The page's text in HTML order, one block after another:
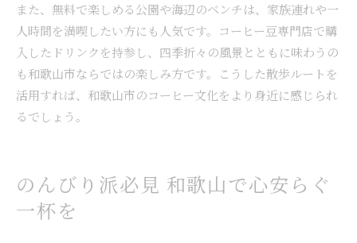
また、無料で楽しめる公園や海辺のベンチは、家族連れや一
人時間を満喫したい方にも人気です。コーヒー豆専門店で購
入したドリンクを持参し、四季折々の風景とともに味わうの
も和歌山市ならではの楽しみ方です。こうした散歩ルートを
活用すれば、和歌山市のコーヒー文化をより身近に感じられ
るでしょう。
のんびり派必見 和歌山で心安らぐ
一杯を